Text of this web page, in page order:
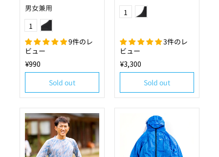
男女兼用
Color
1
9件のレ
ビュー
¥990
Sold out
Color
1
3件のレ
ビュー
¥3,300
Sold out